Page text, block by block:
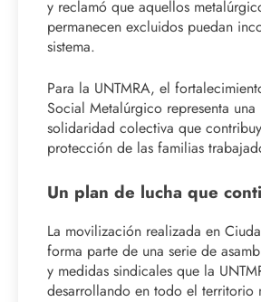
y reclamó que aquellos
permanecen excluidos puedan
sistema.
Para la UNTMRA, el
Social Metalúrgico representa una
solidaridad colectiva que
protección de las familias
Un plan de lucha que
La movilización realizada en
forma parte de una serie de
y medidas sindicales que la
desarrollando en todo el territorio